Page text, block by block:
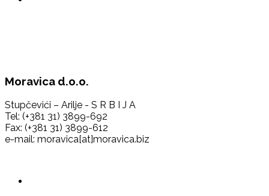
Moravica d.o.o.
Stupčevići – Arilje - S R B I J A
Tel: (+381 31) 3899-692
Fax: (+381 31) 3899-612
e-mail: moravica[at]moravica.biz